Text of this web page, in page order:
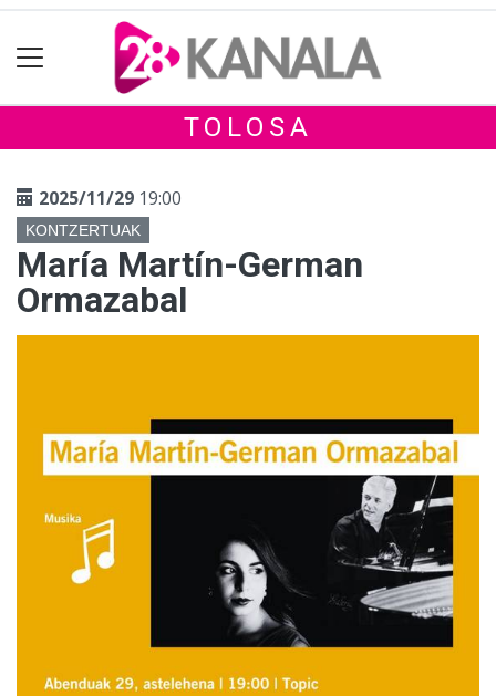
TOLOSA
2025/11/29 19:00
KONTZERTUAK
María Martín-German
Ormazabal